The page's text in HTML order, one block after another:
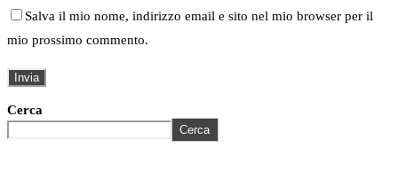
Salva il mio nome, indirizzo email e sito nel mio browser per il
mio prossimo commento.
Cerca
Cerca